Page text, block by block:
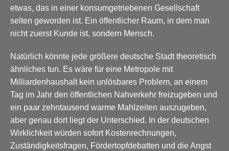
etwas, das in einer konsumgetriebenen Gesellschaft
selten geworden ist. Ein öffentlicher Raum, in dem man
nicht zuerst Kunde ist, sondern Mensch.
Natürlich könnte jede größere deutsche Stadt theoretisch
ähnliches tun. Es wäre für eine Metropole mit
Milliardenhaushalt kein unlösbares Problem, an einem
Tag im Jahr den öffentlichen Nahverkehr freizugeben und
ein paar zehntausend warme Mahlzeiten auszugeben,
aber genau dort liegt der Unterschied. In der deutschen
Wirklichkeit würden sofort Kostenrechnungen,
Zuständigkeitsfragen, Fördertopfdebatten und die Angst